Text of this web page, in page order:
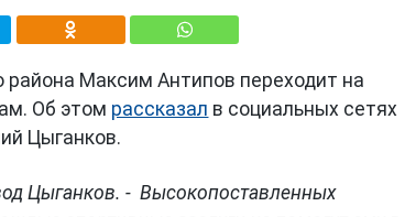
Максим Антипов переходит на
Об этом рассказал в социальных сетях
Цыганков.
Цыганков. - Высокопоставленных